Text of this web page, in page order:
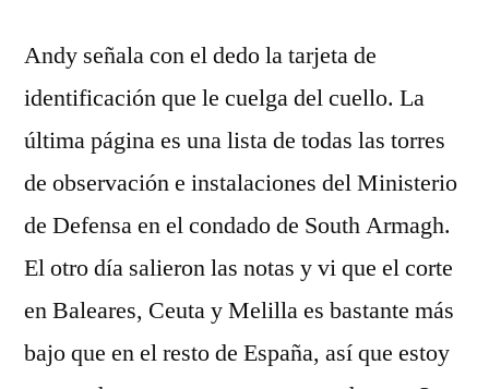
Andy señala con el dedo la tarjeta de
identificación que le cuelga del cuello. La
última página es una lista de todas las torres
de observación e instalaciones del Ministerio
de Defensa en el condado de South Armagh.
El otro día salieron las notas y vi que el corte
en Baleares, Ceuta y Melilla es bastante más
bajo que en el resto de España, así que estoy